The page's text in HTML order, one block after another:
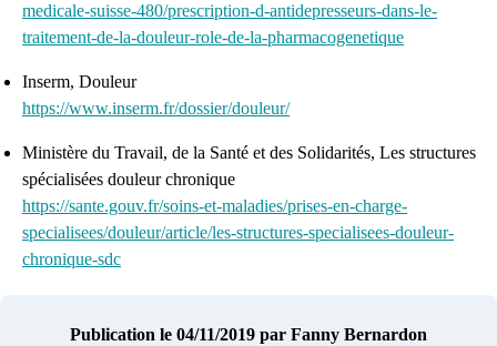
medicale-suisse-480/prescription-d-antidepresseurs-dans-le-
traitement-de-la-douleur-role-de-la-pharmacogenetique
Inserm, Douleur
https://www.inserm.fr/dossier/douleur/
Ministère du Travail, de la Santé et des Solidarités, Les structures
spécialisées douleur chronique
https://sante.gouv.fr/soins-et-maladies/prises-en-charge-
specialisees/douleur/article/les-structures-specialisees-douleur-
chronique-sdc
Publication le 04/11/2019 par Fanny Bernardon